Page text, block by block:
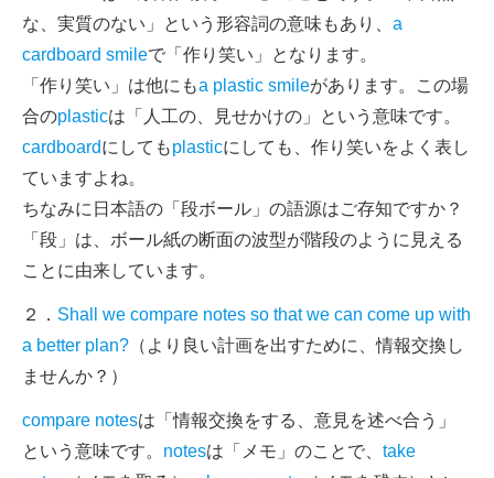
な、実質のない」という形容詞の意味もあり、 a
cardboard smileで「作り笑い」となります。
「作り笑い」は他にもa plastic smileがあります。この場
合のplasticは「人工の、見せかけの」という意味です。
cardboardにしてもplasticにしても、作り笑いをよく表し
ていますよね。
ちなみに日本語の「段ボール」の語源はご存知ですか？
「段」は、ボール紙の断面の波型が階段のように見える
ことに由来しています。
２． Shall we compare notes so that we can come up with
a better plan? （より良い計画を出すために、情報交換し
ませんか？）
compare notesは「情報交換をする、意見を述べ合う」
という意味です。 notesは「メモ」のことで、 take